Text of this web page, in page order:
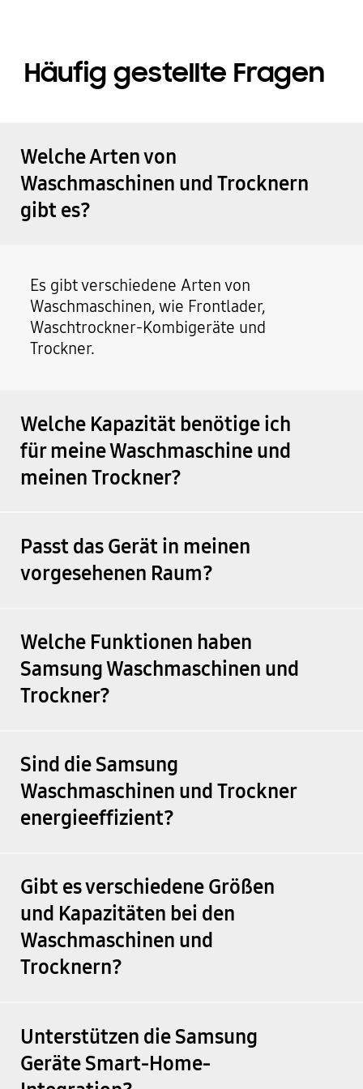
Häufig gestellte Fragen
Welche Arten von
Waschmaschinen und Trocknern
gibt es?
Es gibt verschiedene Arten von
Waschmaschinen, wie Frontlader,
Waschtrockner-Kombigeräte und
Trockner.
Welche Kapazität benötige ich
für meine Waschmaschine und
meinen Trockner?
Passt das Gerät in meinen
vorgesehenen Raum?
Welche Funktionen haben
Samsung Waschmaschinen und
Trockner?
Sind die Samsung
Waschmaschinen und Trockner
energieeffizient?
Gibt es verschiedene Größen
und Kapazitäten bei den
Waschmaschinen und
Trocknern?
Unterstützen die Samsung
Geräte Smart-Home-